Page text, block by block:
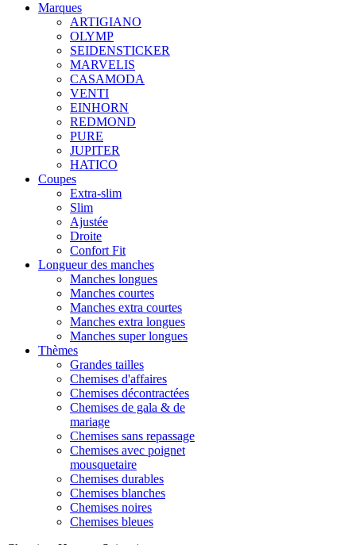
Marques
ARTIGIANO
OLYMP
SEIDENSTICKER
MARVELIS
CASAMODA
VENTI
EINHORN
REDMOND
PURE
JUPITER
HATICO
Coupes
Extra-slim
Slim
Ajustée
Droite
Confort Fit
Longueur des manches
Manches longues
Manches courtes
Manches extra courtes
Manches extra longues
Manches super longues
Thèmes
Grandes tailles
Chemises d'affaires
Chemises décontractées
Chemises de gala & de
mariage
Chemises sans repassage
Chemises avec poignet
mousquetaire
Chemises durables
Chemises blanches
Chemises noires
Chemises bleues